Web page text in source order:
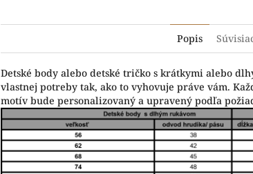
Popis
Detské body alebo detské tričko s krátkymi alebo
vlastnej potreby tak, ako to vyhovuje práve vám.
motív bude personalizovaný a upravený podľa